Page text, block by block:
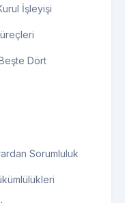
İşleyişi
Dört
Sorumluluk